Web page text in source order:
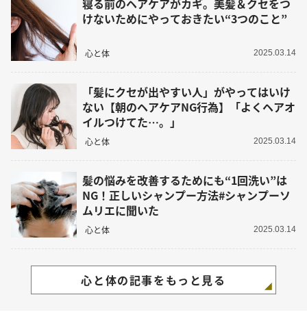
けないためにやっておきたい“3つのこと”
心と体 2025.03.14
「髪にクセが出やすい人」がやってはいけ
ない【朝のヘアケアNG行為】「よくヘアオ
イルつけてた…。」
心と体 2025.03.14
髪の悩みを改善するためにも“1回洗い”は
NG！正しいシャンプー方法#シャンプーソ
ムリエに聞いた
心と体 2025.03.14
心と体の記事をもっと見る